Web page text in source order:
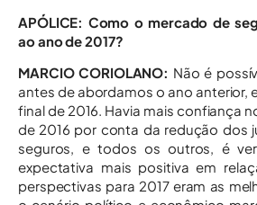
APÓLICE: Como o mercado de
ao ano de 2017?
MARCIO CORIOLANO: Não é
antes de abordamos o ano anterior,
final de 2016. Havia mais confiança
de 2016 por conta da redução dos
seguros, e todos os outros, é
expectativa mais positiva em
perspectivas para 2017 eram as